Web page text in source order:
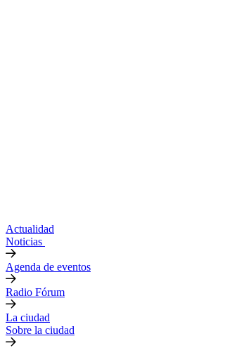
Actualidad
Noticias
Agenda de eventos
Radio Fórum
La ciudad
Sobre la ciudad